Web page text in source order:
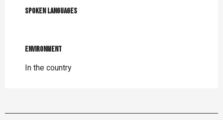
Spoken languages
Spoken languages
Environment
Environment
In the country